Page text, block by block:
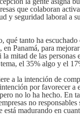
que colaboran
y seguridad laboral a
qué tanto ha
Panamá, para
mitad de las personas
el 35% algo y el
a la intención de
por favorecer a
no lo ha hecho. En
no
madurando en